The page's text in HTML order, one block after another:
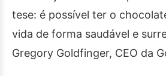
tese: é possível ter o
vida de forma saudável e
Gregory Goldfinger, CEO da